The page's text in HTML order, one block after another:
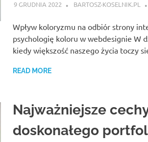
9 GRUDNIA 2022 BARTOSZ-KOSELNIK.PL
Wpływ koloryzmu na odbiór strony
psychologię koloru w webdesignie W
kiedy większość naszego życia toczy
READ MORE
Najważniejsze
doskonałego